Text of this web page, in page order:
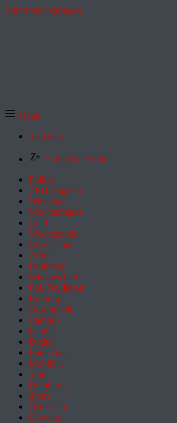
Zum Inhalt springen
Menü
Startseite
Exklusive Artikel
Politik
ZEITmagazin
Wirtschaft
Wochenmarkt
Geld
Wochenende
Gesellschaft
Arbeit
Feuilleton
Wissenschaft
Pol. Feuilleton
Bildung
Gesundheit
Campus
Familie
Digital
Entdecken
Mobilität
Sinn
Hamburg
Sport
Österreich
Schweiz